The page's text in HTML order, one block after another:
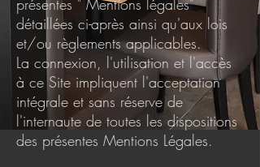
présentes " Mentions légales"
détaillées ci-après ainsi qu'aux lois
et/ou règlements applicables.
La connexion, l'utilisation et l'accès
à ce Site impliquent l'acceptation
intégrale et sans réserve de
l'internaute de toutes les dispositions
des présentes Mentions Légales.